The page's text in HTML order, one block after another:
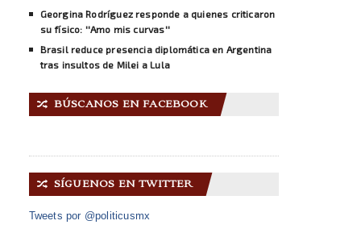
Georgina Rodríguez responde a quienes criticaron
su físico: ''Amo mis curvas''
Brasil reduce presencia diplomática en Argentina
tras insultos de Milei a Lula
🔀 BÚSCANOS EN FACEBOOK
🔀 SÍGUENOS EN TWITTER
Tweets por @politicusmx